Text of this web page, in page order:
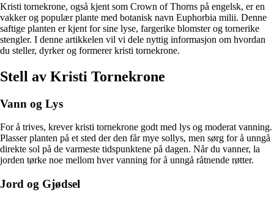
Kristi tornekrone, også kjent som Crown of Thorns på engelsk, er en
vakker og populær plante med botanisk navn Euphorbia milii. Denne
saftige planten er kjent for sine lyse, fargerike blomster og tornerike
stengler. I denne artikkelen vil vi dele nyttig informasjon om hvordan
du steller, dyrker og formerer kristi tornekrone.
Stell av Kristi Tornekrone
Vann og Lys
For å trives, krever kristi tornekrone godt med lys og moderat vanning.
Plasser planten på et sted der den får mye sollys, men sørg for å unngå
direkte sol på de varmeste tidspunktene på dagen. Når du vanner, la
jorden tørke noe mellom hver vanning for å unngå råtnende røtter.
Jord og Gjødsel